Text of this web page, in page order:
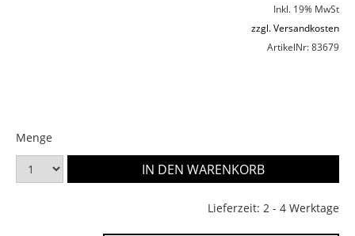
Inkl. 19% MwSt
zzgl. Versandkosten
ArtikelNr: 83679
Menge
Lieferzeit: 2 - 4 Werktage